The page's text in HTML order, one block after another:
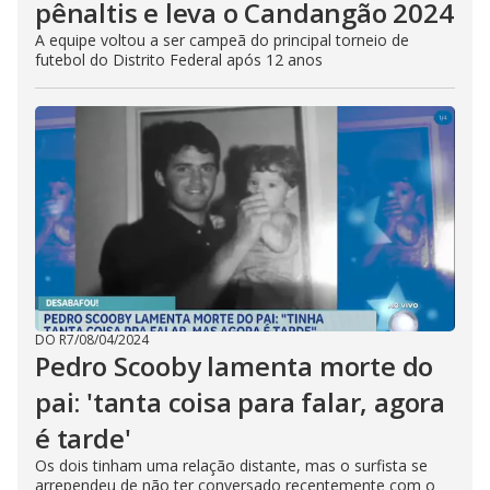
pênaltis e leva o Candangão 2024
A equipe voltou a ser campeã do principal torneio de
futebol do Distrito Federal após 12 anos
DO R7/08/04/2024
Pedro Scooby lamenta morte do
pai: 'tanta coisa para falar, agora
é tarde'
Os dois tinham uma relação distante, mas o surfista se
arrependeu de não ter conversado recentemente com o